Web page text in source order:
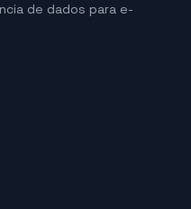
de dados para e-